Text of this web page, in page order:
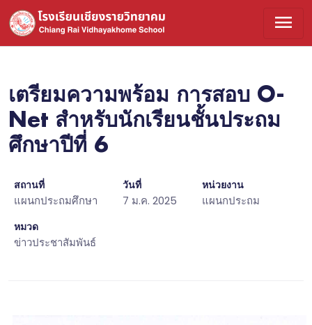
menu
เตรียมความพร้อม การสอบ O-
Net สำหรับนักเรียนชั้นประถม
ศึกษาปีที่ 6
สถานที่
แผนกประถมศึกษา
วันที่
7 ม.ค. 2025
หน่วยงาน
แผนกประถม
หมวด
ข่าวประชาสัมพันธ์